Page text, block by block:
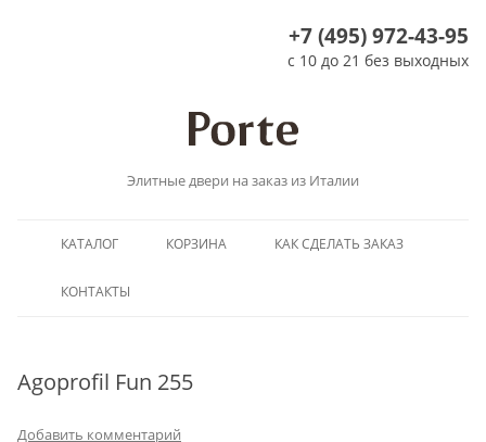
+7 (495) 972-43-95
с 10 до 21 без выходных
Элитные двери на заказ из Италии
КАТАЛОГ КОРЗИНА КАК СДЕЛАТЬ ЗАКАЗ
КОНТАКТЫ
Agoprofil Fun 255
Добавить комментарий